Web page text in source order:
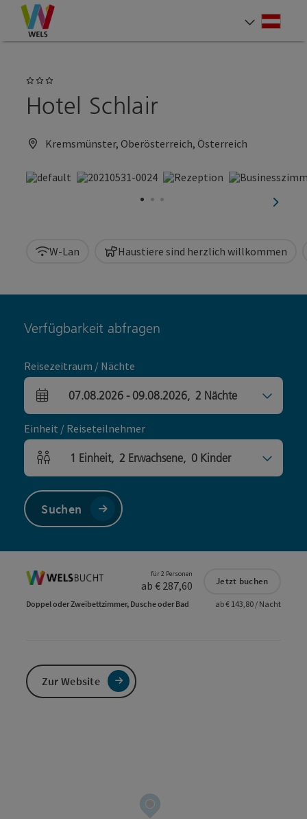
Zum Inhalt
Zur Navigation
Zum Seitenanfang
Hotel Schlair
Kremsmünster, Oberösterreich, Österreich
W-Lan Haustiere sind herzlich willkommen
Verfügbarkeit abfragen
Reisezeitraum / Nächte
An- und Abreisefelder
07.08.2026 - 09.08.2026, 2 Nächte
Einheit / Reiseteilnehmer
Einheitenanzahl und Personenfelder
1 Einheit, 2 Erwachsene, 0 Kinder
Suchen
für 2 Personen
ab € 287,60 Jetzt buchen
Doppel oder Zweibettzimmer, Dusche oder Bad ab € 143,80 / Nacht
Zur Website